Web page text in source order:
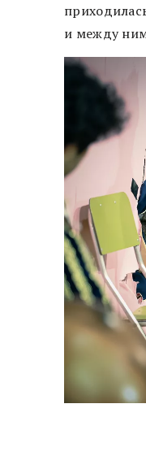
и между